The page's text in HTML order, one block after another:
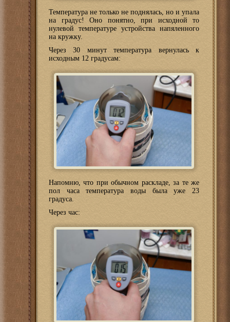
Температура не только не поднялась, но и упала
на градус! Оно понятно, при исходной то
нулевой температуре устройства напяленного
на кружку.
Через 30 минут температура вернулась к
исходным 12 градусам:
Напомню, что при обычном раскладе, за те же
пол часа температура воды была уже 23
градуса.
Через час: